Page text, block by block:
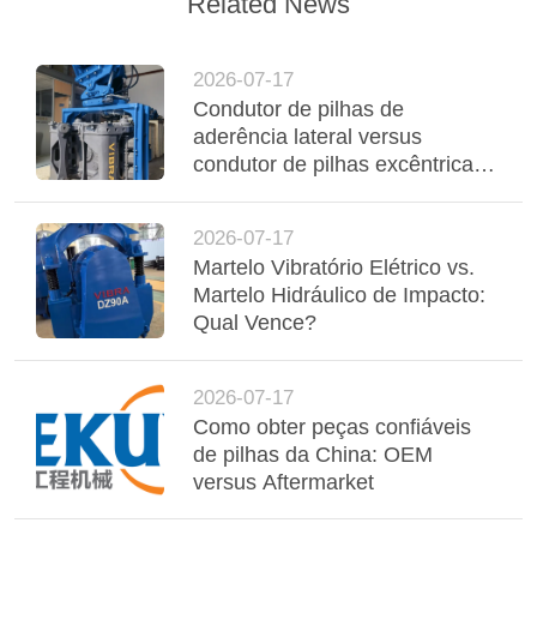
PRIVACY
POLICY
2026-07-17
Condutor de pilhas de
aderência lateral versus
condutor de pilhas excêntricas:
2026-07-17
Martelo Vibratório Elétrico vs.
Martelo Hidráulico de Impacto:
Qual Vence?
2026-07-17
Como obter peças confiáveis
de pilhas da China: OEM
versus Aftermarket